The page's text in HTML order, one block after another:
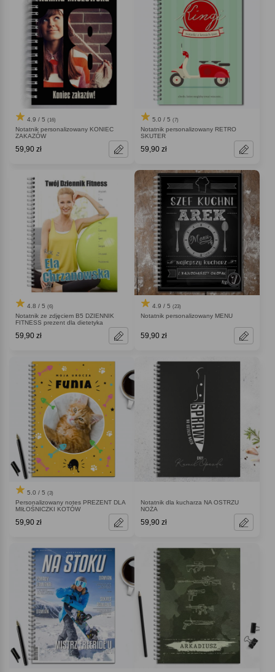
4.9 / 5 (16)
Notatnik personalizowany KONIEC
ZAKAZÓW
59,90 zł
5.0 / 5 (7)
Notatnik personalizowany RETRO
SKUTER
59,90 zł
4.8 / 5 (6)
Notatnik ze zdjęciem B5 DZIENNIK
FITNESS prezent dla dietetyka
59,90 zł
4.9 / 5 (23)
Notatnik personalizowany MENU
59,90 zł
5.0 / 5 (3)
Personalizowany notes PREZENT DLA
MIŁOŚNICZKI KOTÓW
59,90 zł
Notatnik dla kucharza NA OSTRZU
NOŻA
59,90 zł